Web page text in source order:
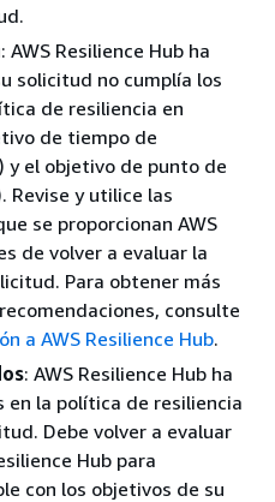
: AWS Resilience Hub ha
solicitud no cumplía los
de resiliencia en
de tiempo de
y el objetivo de punto de
Revise y utilice las
se proporcionan AWS
de volver a evaluar la
Para obtener más
consulte
a AWS Resilience Hub.
: AWS Resilience Hub ha
la política de resiliencia
Debe volver a evaluar
Hub para
con los objetivos de su